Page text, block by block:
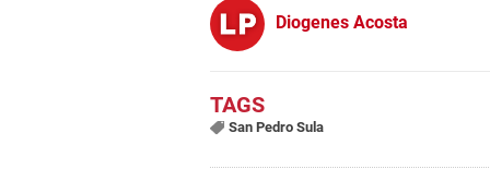
Diogenes Acosta
San Pedro Sula